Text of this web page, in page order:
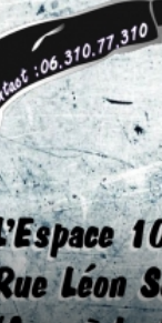
vidéo Picasso
victoire de la
de Picasso –
vidéo Echirolles
de la reprise
DE NATATION